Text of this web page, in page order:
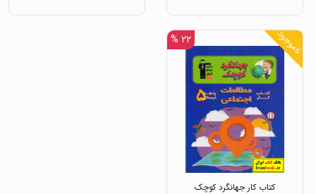
ناموجود ۲۲ %
کتاب کار جهانگرد کوچک